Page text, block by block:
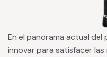
En el panorama actual del
innovar para satisfacer